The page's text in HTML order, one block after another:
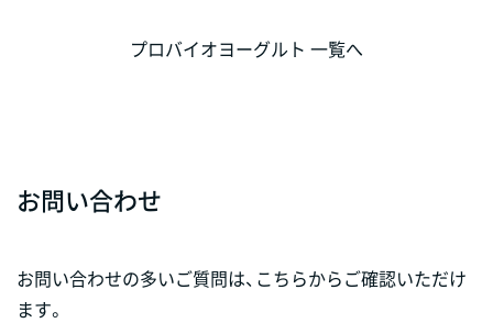
プロバイオヨーグルト 一覧へ
お問い合わせ
お問い合わせの多いご質問は、こちらからご確認いただけ
ます。